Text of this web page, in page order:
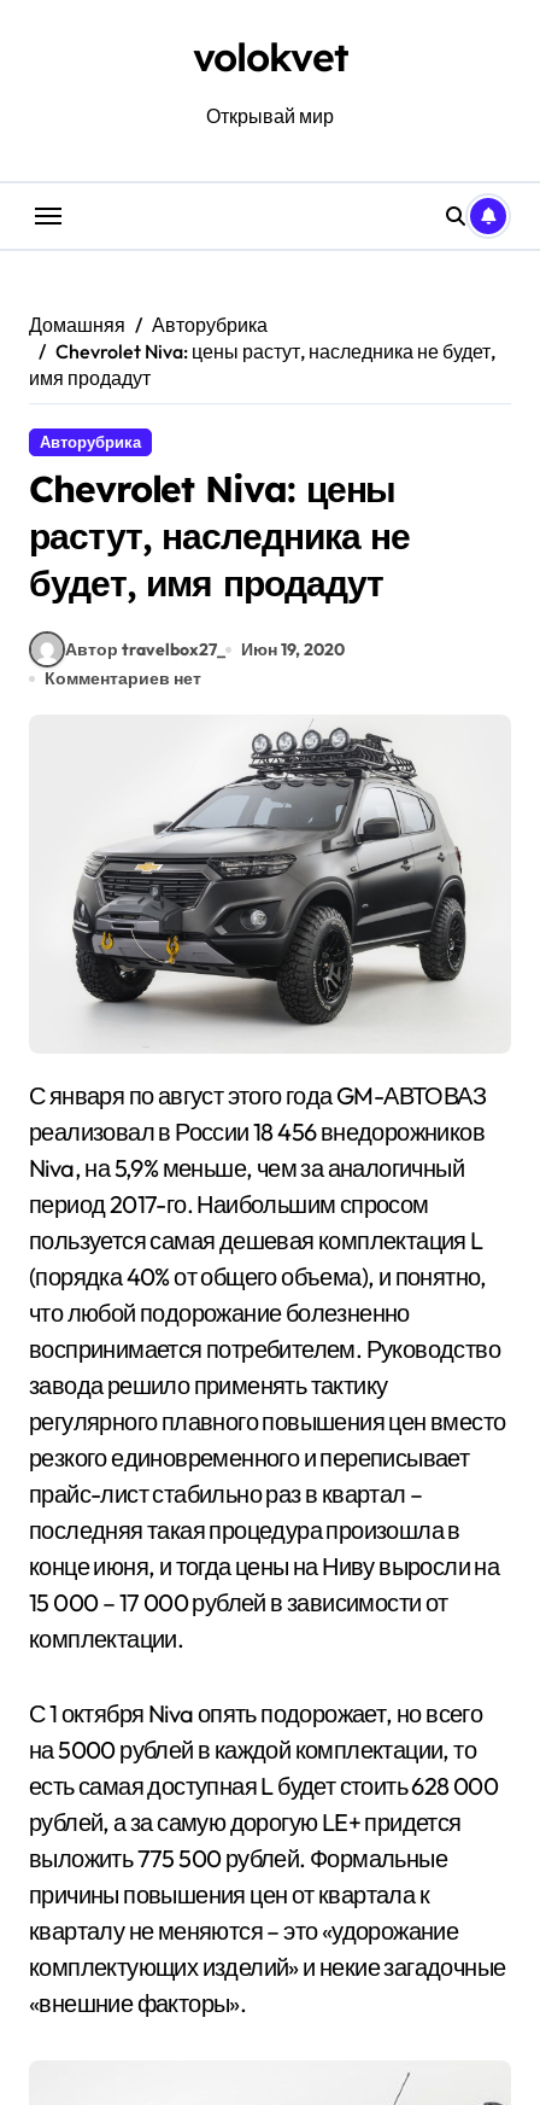
volokvet
Открывай мир
Домашняя
Авторубрика
Chevrolet Niva: цены растут, наследника не будет,
имя продадут
Авторубрика
Chevrolet Niva: цены
растут, наследника не
будет, имя продадут
Автор travelbox27_
Июн 19, 2020
Комментариев нет
С января по август этого года GM-АВТОВАЗ
реализовал в России 18 456 внедорожников
Niva, на 5,9% меньше, чем за аналогичный
период 2017-го. Наибольшим спросом
пользуется самая дешевая комплектация L
(порядка 40% от общего объема), и понятно,
что любой подорожание болезненно
воспринимается потребителем. Руководство
завода решило применять тактику
регулярного плавного повышения цен вместо
резкого единовременного и переписывает
прайс-лист стабильно раз в квартал –
последняя такая процедура произошла в
конце июня, и тогда цены на Ниву выросли на
15 000 – 17 000 рублей в зависимости от
комплектации.
С 1 октября Niva опять подорожает, но всего
на 5000 рублей в каждой комплектации, то
есть самая доступная L будет стоить 628 000
рублей, а за самую дорогую LE+ придется
выложить 775 500 рублей. Формальные
причины повышения цен от квартала к
кварталу не меняются – это «удорожание
комплектующих изделий» и некие загадочные
«внешние факторы».